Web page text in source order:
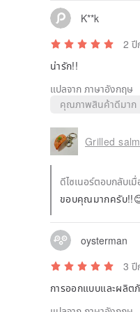
K**k
2 ปี
น่ารัก!!
แปลจาก ภาษาอังกฤษ
คุณภาพสินค้าดีมาก
Grilled
ดีไซเนอร์ตอบกลับเ
ขอบคุณมากครับ
oysterman
3 ปี
การออกแบบและผลิ